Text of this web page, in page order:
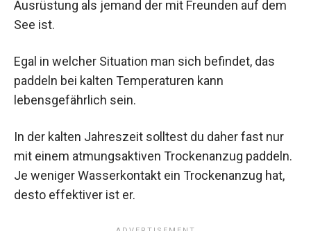
Ausrüstung als jemand der mit Freunden auf dem
See ist.
Egal in welcher Situation man sich befindet, das
paddeln bei kalten Temperaturen kann
lebensgefährlich sein.
In der kalten Jahreszeit solltest du daher fast nur
mit einem atmungsaktiven Trockenanzug paddeln.
Je weniger Wasserkontakt ein Trockenanzug hat,
desto effektiver ist er.